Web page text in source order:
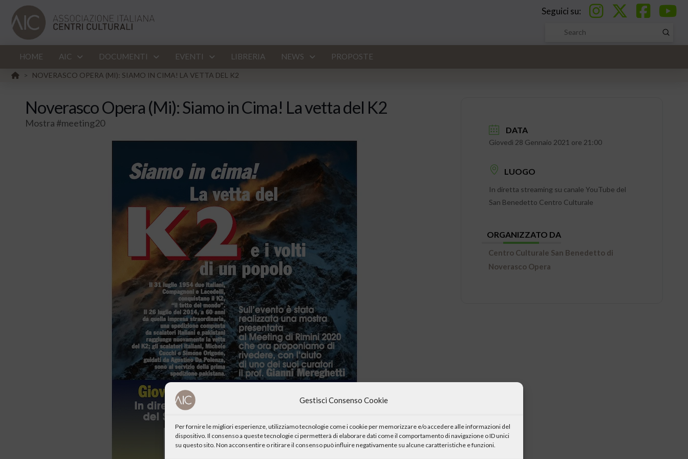
Gestisci Consenso Cookie
Per fornire le migliori esperienze, utilizziamo tecnologie come i cookie per memorizzare e/o accedere alle informazioni del
dispositivo. Il consenso a queste tecnologie ci permetterà di elaborare dati come il comportamento di navigazione o ID unici
su questo sito. Non acconsentire o ritirare il consenso può influire negativamente su alcune caratteristiche e funzioni.
Seguici su:
Search
Submit
HOME AIC DOCUMENTI EVENTI LIBRERIA NEWS PROPOSTE
HOME
> NOVERASCO OPERA (MI): SIAMO IN CIMA! LA VETTA DEL K2
Noverasco Opera (Mi): Siamo in Cima! La vetta del K2
Mostra #meeting20
DATA
Giovedì 28 Gennaio 2021 ore 21:00
LUOGO
In diretta streaming su canale YouTube del
San Benedetto Centro Culturale
ORGANIZZATO DA
Centro Culturale San Benedetto di
Noverasco Opera